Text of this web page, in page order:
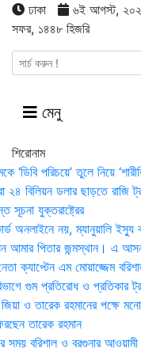
ঢাকা
৬ই আগস্ট, ২০২৬
সফর, ১৪৪৮ হিজরি
মেনু
শিরোনাম
‘ডিবি পরিচয়ে’ তুলে নিয়ে
২৪ বিলিয়ন ডলার ছাড়তে রাজি
সূচনা যুক্তরাষ্ট্রের
অনলাইনে নয়, ম্যানুয়ালি ইস্যু
পিতার জন্মস্থান। এ আসন
ক্যাপ্টেন এম মোয়াজ্জেম
গুম প্রতিরোধ ও প্রতিকার
ও তারেক রহমানের পক্ষে
তারেক রহমান
সময় ব‌রিশাল ও বরগুনার